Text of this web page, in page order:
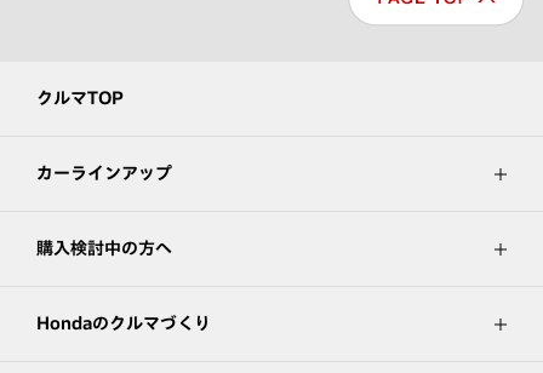
クルマTOP
カーラインアップ
購入検討中の方へ
Hondaのクルマづくり